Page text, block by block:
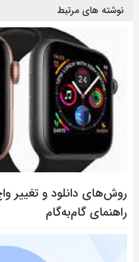
نوشته های مرتبط
روش‌های دانلود و تغییر
راهنمای گام‌به‌گام